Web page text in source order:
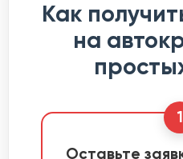
Как
на
1
Оставьте